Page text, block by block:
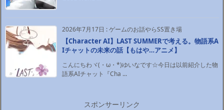
2026年7月17日 :ゲームのお話やらSS置き場
【Character AI】LAST SUMMERで考える。物語系A
Iチャットの未来の話【もはや…アニメ】
こんにちわヾ(・ω・*)ゆいなです☆今日は以前紹介した物
語系AIチャット『Cha ...
スポンサーリンク